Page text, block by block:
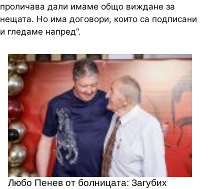
проличава дали имаме общо виждане за
нещата. Но има договори, които са подписани
и гледаме напред“.
Любо Пенев от болницата: Загубих